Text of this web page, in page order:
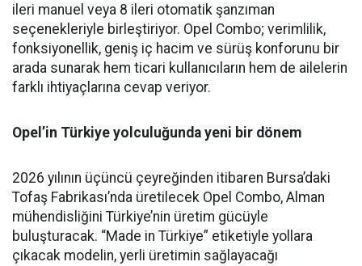
ileri manuel veya 8 ileri otomatik şanzıman
seçenekleriyle birleştiriyor. Opel Combo; verimlilik,
fonksiyonellik, geniş iç hacim ve sürüş konforunu bir
arada sunarak hem ticari kullanıcıların hem de ailelerin
farklı ihtiyaçlarına cevap veriyor.
Opel’in Türkiye yolculuğunda yeni bir dönem
2026 yılının üçüncü çeyreğinden itibaren Bursa’daki
Tofaş Fabrikası’nda üretilecek Opel Combo, Alman
mühendisliğini Türkiye’nin üretim gücüyle
buluşturacak. “Made in Türkiye” etiketiyle yollara
çıkacak modelin, yerli üretimin sağlayacağı